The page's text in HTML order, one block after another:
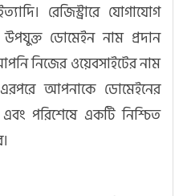
রেজিস্ট্রারে যোগাযোগ
ডোমেইন নাম প্রদান
নিজের ওয়েবসাইটের নাম
এরপরে আপনাকে ডোমেইনের
পরিশেষে একটি নিশ্চিত